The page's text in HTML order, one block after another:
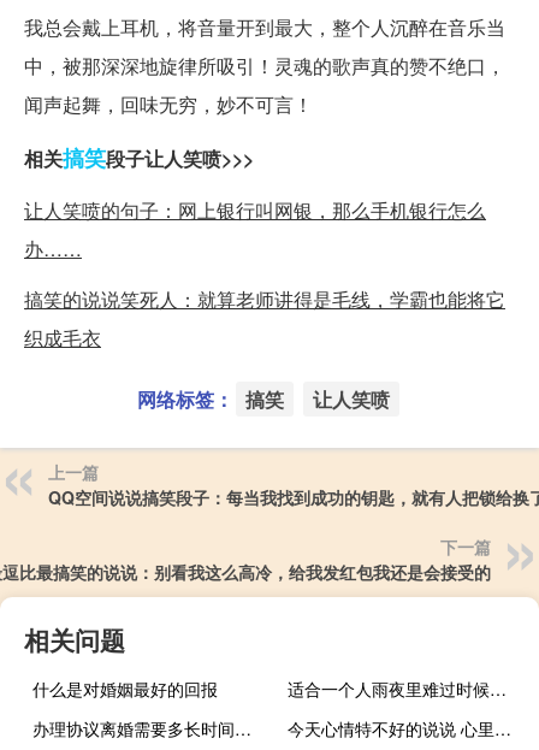
我总会戴上耳机，将音量开到最大，整个人沉醉在音乐当
中，被那深深地旋律所吸引！灵魂的歌声真的赞不绝口，
闻声起舞，回味无穷，妙不可言！
相关搞笑段子让人笑喷>>>
让人笑喷的句子：网上银行叫网银，那么手机银行怎么
办……
搞笑的说说笑死人：就算老师讲得是毛线，学霸也能将它
织成毛衣
网络标签： 搞笑 让人笑喷
上一篇
QQ空间说说搞笑段子：每当我找到成功的钥匙，就有人把锁给换
下一篇
比最搞笑的说说：别看我这么高冷，给我发红包我还是会接受的
相关问题
什么是对婚姻最好的回报
适合一个人雨夜里难过时候发的伤感悲伤说说
办理协议离婚需要多长时间才可以
今天心情特不好的说说 心里不开心的伤感句子